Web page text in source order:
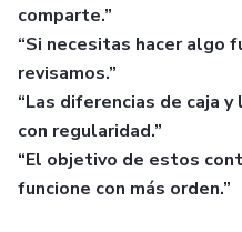
comparte.”
“Si necesitas hacer algo
revisamos.”
“Las diferencias de caja
con regularidad.”
“El objetivo de estos
funcione con más orden.”